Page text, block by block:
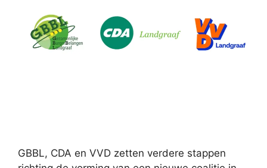
GBBL, CDA en VVD zetten verdere stappen